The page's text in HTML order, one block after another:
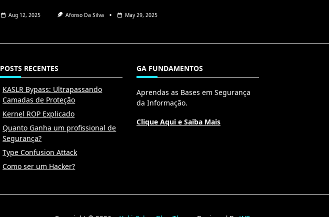
Aug 12, 2025 Afonso Da Silva May 29, 2025
POSTS RECENTES
KASLR Bypass: Ultrapassando
Camadas de Proteção
Kernel ROP Explicado
Quanto Ganha um profissional de
Segurança?
Type Confusion Attack
Como ser um Hacker?
GA FUNDAMENTOS
Aprendas as Bases em Segurança
da Informação.
Clique Aqui e Saiba Mais